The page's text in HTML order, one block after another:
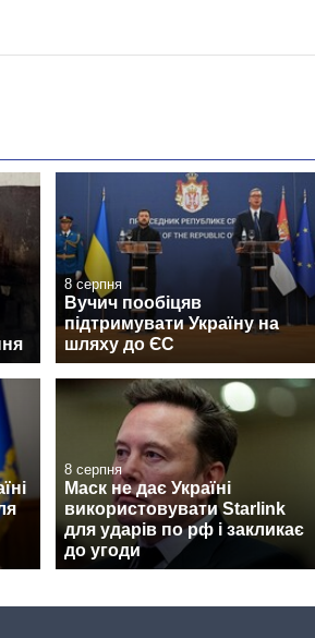
8 серпня
Вучич пообіцяв
підтримувати Україну на
шляху до ЄС
8 серпня
Маск не дає Україні
використовувати Starlink
для ударів по рф і закликає
до угоди